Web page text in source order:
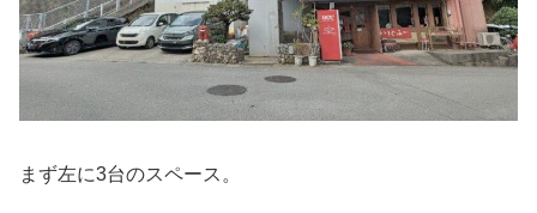
まず左に3台のスペース。